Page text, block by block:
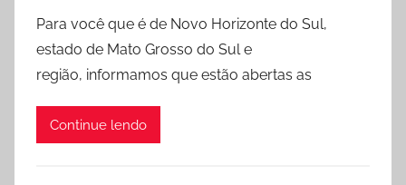
Para você que é de Novo Horizonte do Sul,
estado de Mato Grosso do Sul e
região, informamos que estão abertas as
Continue lendo